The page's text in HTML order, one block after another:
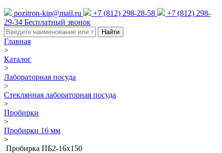
pozitron-kip@mail.ru +7 (812) 298-28-58
+7 (812) 298-
29-34 Бесплатный звонок
Найти
Главная
>
Каталог
>
Лабораторная посуда
>
Стеклянная лабораторная посуда
>
Пробирки
>
Пробирки 16 мм
>
Пробирка ПБ2-16х150